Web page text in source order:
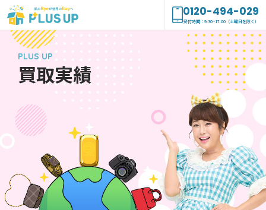
0120-494-029
受付時間：9:30~17:00（土曜日を除く）
PLUS UP
買取実績